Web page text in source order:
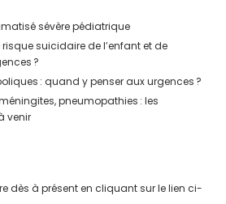
sévère pédiatrique
suicidaire de l’enfant et de
?
: quand y penser aux urgences ?
pneumopathies : les
venir
dès à présent en cliquant sur le lien ci-